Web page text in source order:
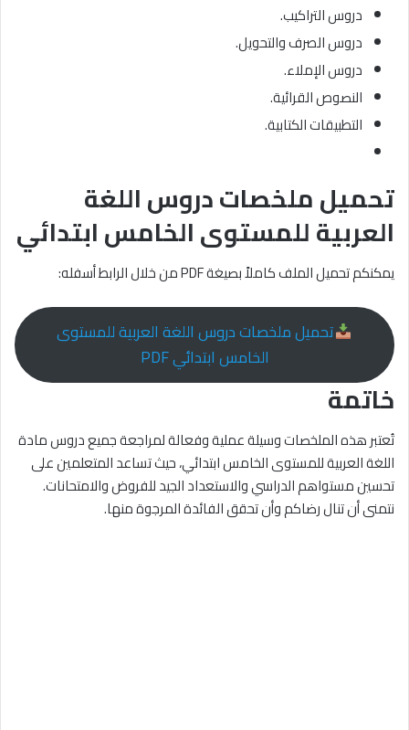
دروس التراكيب.
دروس الصرف والتحويل.
دروس الإملاء.
النصوص القرائية.
التطبيقات الكتابية.
تحميل ملخصات دروس اللغة
العربية للمستوى الخامس ابتدائي
يمكنكم تحميل الملف كاملاً بصيغة PDF من خلال الرابط أسفله:
تحميل ملخصات دروس اللغة العربية للمستوى
الخامس ابتدائي PDF
خاتمة
تُعتبر هذه الملخصات وسيلة عملية وفعالة لمراجعة جميع دروس مادة
اللغة العربية للمستوى الخامس ابتدائي، حيث تساعد المتعلمين على
تحسين مستواهم الدراسي والاستعداد الجيد للفروض والامتحانات.
نتمنى أن تنال رضاكم وأن تحقق الفائدة المرجوة منها.